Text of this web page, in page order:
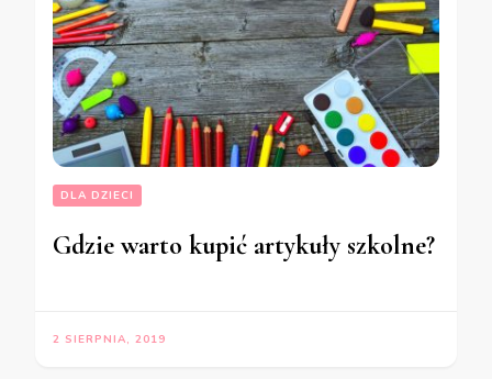
DLA DZIECI
Gdzie warto kupić artykuły szkolne?
2 SIERPNIA, 2019